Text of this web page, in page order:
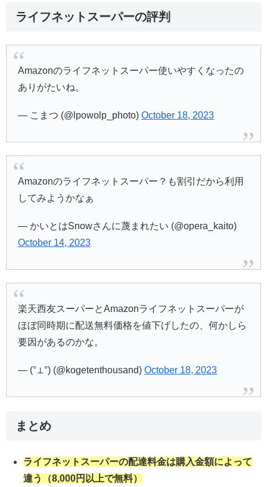
ライフネットスーパーの評判
Amazonのライフネットスーパー使いやすくなったの
ありがたいね。
— こまつ (@lpowolp_photo)October 18, 2023
Amazonのライフネットスーパー？も割引だから利用
してみようかなぁ
— かいとはSnowさんに蔑まれたい (@opera_kaito)
October 14, 2023
楽天西友スーパーとAmazonライフネットスーパーが
ほぼ同時期に配送無料価格を値下げしたの、何かしら
要因があるのかな。
— (°⊥°) (@kogetenthousand)October 18, 2023
まとめ
ライフネットスーパーの配達料金は購入金額によって
違う（8,000円以上で無料）